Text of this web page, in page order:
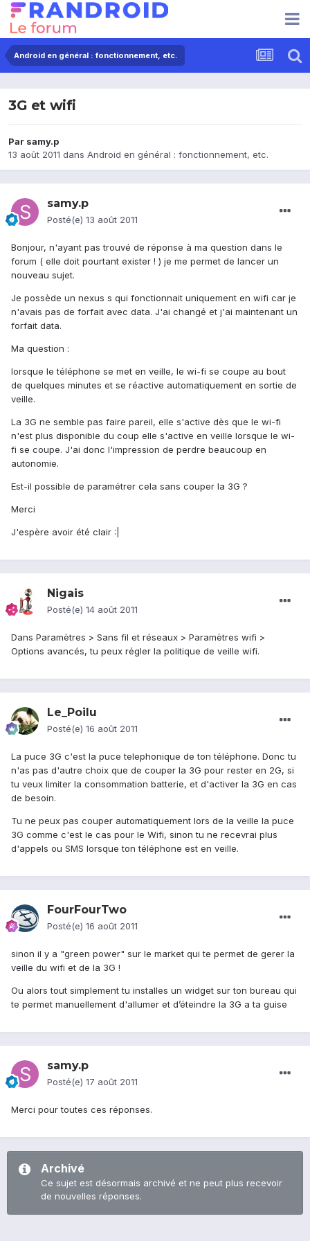
Android en général : fonctionnement, etc.
3G et wifi
Par samy.p
13 août 2011 dans Android en général : fonctionnement, etc.
samy.p
Posté(e) 13 août 2011
Bonjour, n'ayant pas trouvé de réponse à ma question dans le
forum ( elle doit pourtant exister ! ) je me permet de lancer un
nouveau sujet.
Je possède un nexus s qui fonctionnait uniquement en wifi car je
n'avais pas de forfait avec data. J'ai changé et j'ai maintenant un
forfait data.
Ma question :
lorsque le téléphone se met en veille, le wi-fi se coupe au bout
de quelques minutes et se réactive automatiquement en sortie de
veille.
La 3G ne semble pas faire pareil, elle s'active dès que le wi-fi
n'est plus disponible du coup elle s'active en veille lorsque le wi-
fi se coupe. J'ai donc l'impression de perdre beaucoup en
autonomie.
Est-il possible de paramétrer cela sans couper la 3G ?
Merci
J'espère avoir été clair :|
Nigais
Posté(e) 14 août 2011
Dans Paramètres > Sans fil et réseaux > Paramètres wifi >
Options avancés, tu peux régler la politique de veille wifi.
Le_Poilu
Posté(e) 16 août 2011
La puce 3G c'est la puce telephonique de ton téléphone. Donc tu
n'as pas d'autre choix que de couper la 3G pour rester en 2G, si
tu veux limiter la consommation batterie, et d'activer la 3G en cas
de besoin.
Tu ne peux pas couper automatiquement lors de la veille la puce
3G comme c'est le cas pour le Wifi, sinon tu ne recevrai plus
d'appels ou SMS lorsque ton téléphone est en veille.
FourFourTwo
Posté(e) 16 août 2011
sinon il y a "green power" sur le market qui te permet de gerer la
veille du wifi et de la 3G !
Ou alors tout simplement tu installes un widget sur ton bureau qui
te permet manuellement d'allumer et d’éteindre la 3G a ta guise
samy.p
Posté(e) 17 août 2011
Merci pour toutes ces réponses.
Archivé
Ce sujet est désormais archivé et ne peut plus recevoir
de nouvelles réponses.